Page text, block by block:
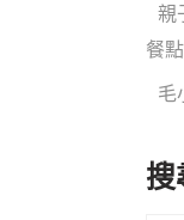
親
餐點
毛
搜